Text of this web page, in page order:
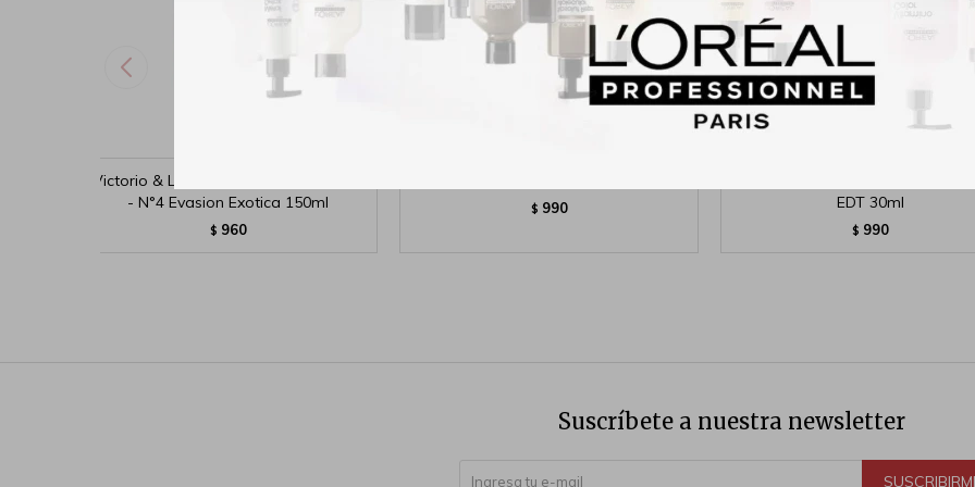
Victorio & Lucchino Aguas Masculinas
- N°4 Evasion Exotica 150ml
$ 960
$ 990
EDT 30ml
$ 990
Suscríbete a nuestra newsletter